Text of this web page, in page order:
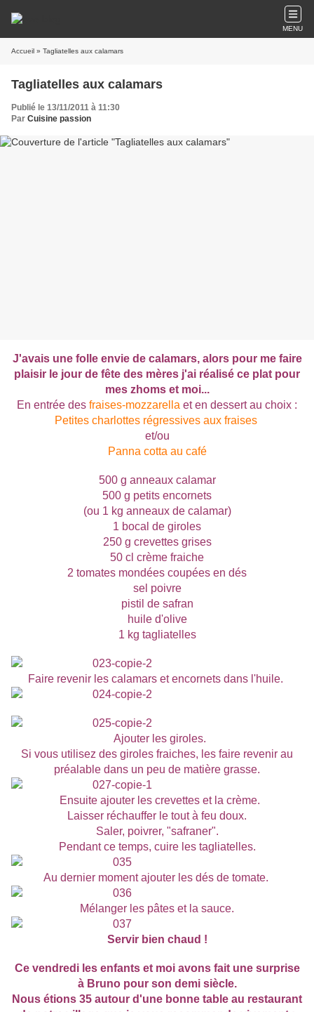
MENU
Accueil » Tagliatelles aux calamars
Tagliatelles aux calamars
Publié le 13/11/2011 à 11:30
Par Cuisine passion
J'avais une folle envie de calamars, alors pour me faire
plaisir le jour de fête des mères j'ai réalisé ce plat pour
mes zhoms et moi...
En entrée des fraises-mozzarella et en dessert au choix :
Petites charlottes régressives aux fraises
et/ou
Panna cotta au café
500 g anneaux calamar
500 g petits encornets
(ou 1 kg anneaux de calamar)
1 bocal de giroles
250 g crevettes grises
50 cl crème fraiche
2 tomates mondées coupées en dés
sel poivre
pistil de safran
huile d'olive
1 kg tagliatelles
Faire revenir les calamars et encornets dans l'huile.
Ajouter les giroles.
Si vous utilisez des giroles fraiches, les faire revenir au
préalable dans un peu de matière grasse.
Ensuite ajouter les crevettes et la crème.
Laisser réchauffer le tout à feu doux.
Saler, poivrer, "safraner".
Pendant ce temps, cuire les tagliatelles.
Au dernier moment ajouter les dés de tomate.
Mélanger les pâtes et la sauce.
Servir bien chaud !
Ce vendredi les enfants et moi avons fait une surprise
à Bruno pour son demi siècle.
Nous étions 35 autour d'une bonne table au restaurant